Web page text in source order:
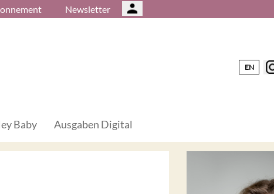
Newsletter
EN
Baby Ausgaben Digital